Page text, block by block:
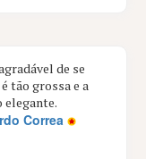
de se
tão grossa e a
elegante.
Correa